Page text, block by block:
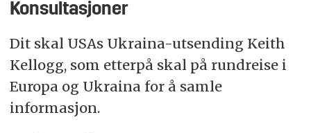
Konsultasjoner
Dit skal USAs Ukraina-utsending Keith
Kellogg, som etterpå skal på rundreise i
Europa og Ukraina for å samle
informasjon.